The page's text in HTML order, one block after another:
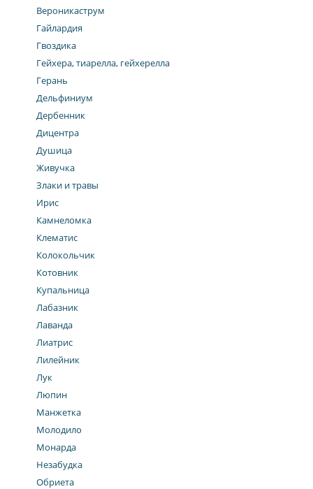
Вероникаструм
Гайлардия
Гвоздика
Гейхера, тиарелла, гейхерелла
Герань
Дельфиниум
Дербенник
Дицентра
Душица
Живучка
Злаки и травы
Ирис
Камнеломка
Клематис
Колокольчик
Котовник
Купальница
Лабазник
Лаванда
Лиатрис
Лилейник
Лук
Люпин
Манжетка
Молодило
Монарда
Незабудка
Обриета